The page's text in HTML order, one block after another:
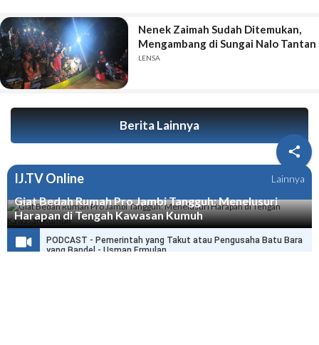

Nenek Zaimah Sudah Ditemukan,
Mengambang di Sungai Nalo Tantan
LENSA
Berita Lainnya
IJ.TV Online Lainnya
Giat Bedah Rumah Pro Jambi Tangguh: Menelusuri
Harapan di Tengah Kawasan Kumuh
PODCAST - Pemerintah yang Takut atau Pengusaha Batu Bara
yang Bandel - Usman Ermulan